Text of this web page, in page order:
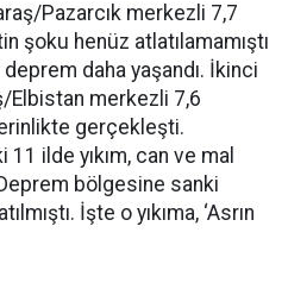
Pazarcık merkezli 7,7
şoku henüz atlatılamamıştı
daha yaşandı. İkinci
Elbistan merkezli 7,6
gerçekleşti.
ilde yıkım, can ve mal
bölgesine sanki
İşte o yıkıma, ‘Asrın